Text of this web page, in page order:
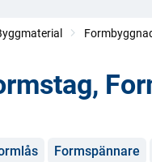
Formspännare